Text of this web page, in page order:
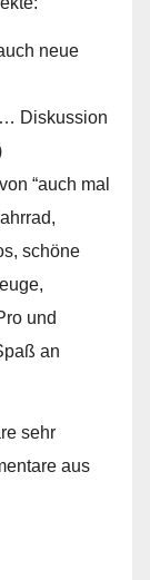
neue
Diskussion
“auch mal
schöne
und
an
sehr
aus